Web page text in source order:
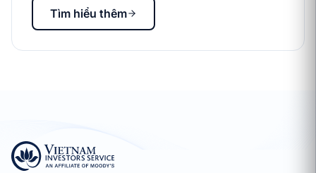
Tìm hiểu thêm